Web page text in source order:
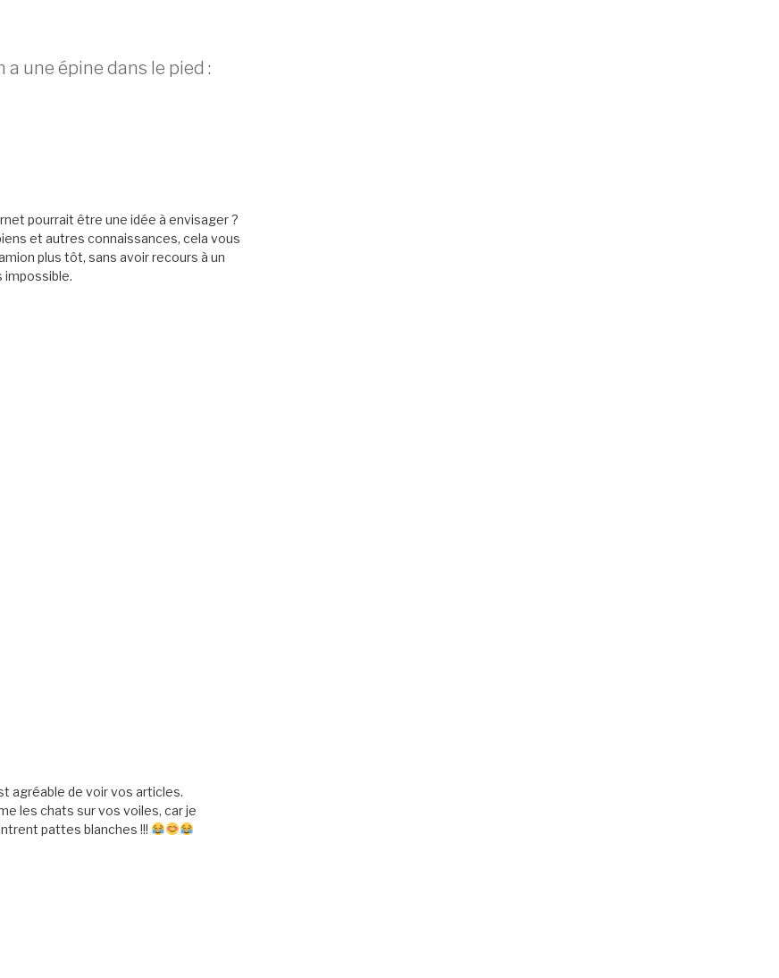
une épine dans le pied :
pourrait être une idée à envisager ?
et autres connaissances, cela vous
plus tôt, sans avoir recours à un
impossible.
agréable de voir vos articles.
les chats sur vos voiles, car je
pattes blanches !!!